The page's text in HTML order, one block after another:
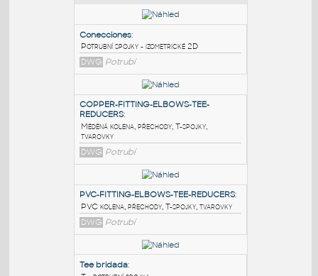
PODOBNÉ BLOKY
Conecciones:
Potrubní spojky - izometrické 2D
Potrubí
COPPER-FITTING-ELBOWS-TEE-
REDUCERS:
Měděná kolena, přechody, T-spojky,
tvarovky